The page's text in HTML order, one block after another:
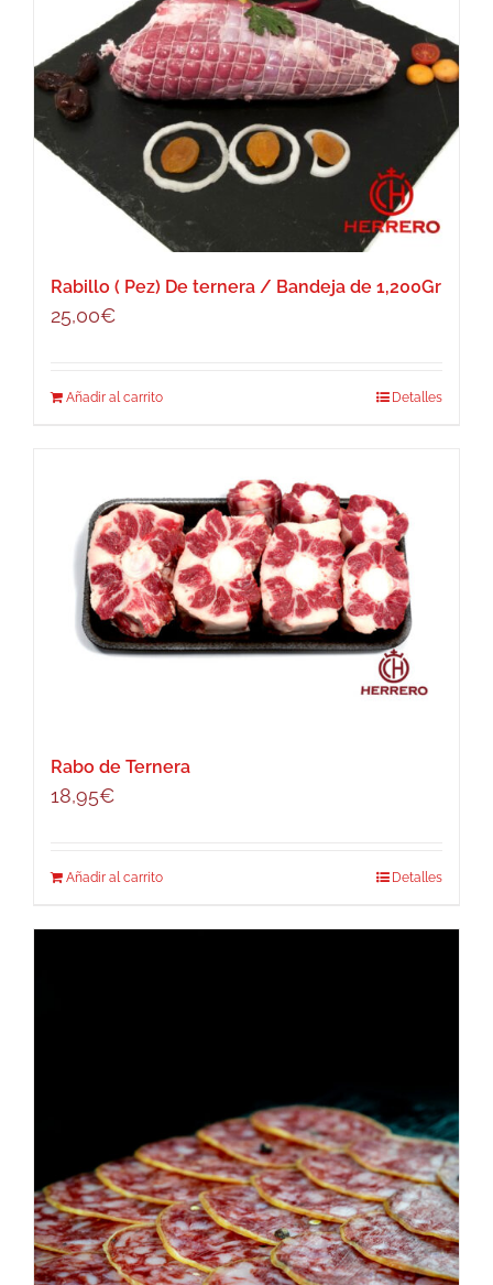
Rabillo ( Pez) De ternera / Bandeja de 1,200Gr
25,00€
Añadir al carrito Detalles
Rabo de Ternera
18,95€
Añadir al carrito Detalles